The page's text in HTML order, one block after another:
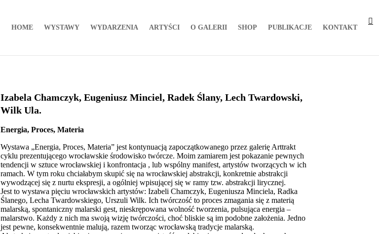
HOME WYSTAWY WYDARZENIA ARTYŚCI O GALERII SHOP PUBLIKACJE KONTAKT
Izabela Chamczyk, Eugeniusz Minciel, Radek Ślany, Lech Twardowski,
Wilk Ula.
Energia, Proces, Materia
Wystawa „Energia, Proces, Materia” jest kontynuacją zapoczątkowanego przez galerię Arttrakt
cyklu prezentującego wrocławskie środowisko twórcze. Moim zamiarem jest pokazanie pewnych
tendencji w sztuce wrocławskiej i konfrontacja , lub wspólny manifest, artystów tworzących w ich
ramach. W tym roku chciałabym skupić się na wrocławskiej abstrakcji, konkretnie abstrakcji
wywodzącej się z nurtu ekspresji, a ogólniej wpisującej się w ramy tzw. abstrakcji lirycznej.
Jest to wystawa pięciu wrocławskich artystów: Izabeli Chamczyk, Eugeniusza Minciela, Radka
Ślanego, Lecha Twardowskiego, Urszuli Wilk. Ich twórczość to proces zmagania się z materią
malarską, spontaniczny malarski gest, nieskrępowana wolność tworzenia, pulsująca energia –
malarstwo. Każdy z nich ma swoją wizję twórczości, choć bliskie są im podobne założenia. Jedno
jest pewne, konsekwentnie malują, razem tworząc wrocławską tradycje malarską.